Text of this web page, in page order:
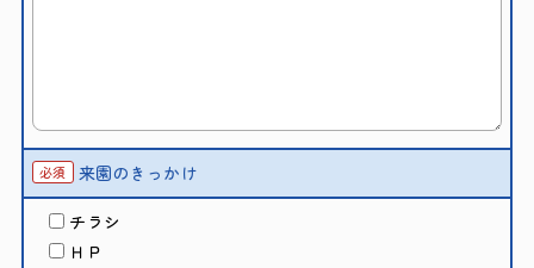
必須 来園のきっかけ
チラシ
ＨＰ